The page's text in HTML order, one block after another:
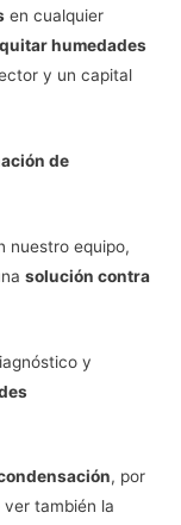
en cualquier
humedades
y un capital
de
nuestro equipo,
solución contra
y
, por
ver también la